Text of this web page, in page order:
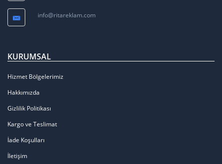
info@ritareklam.com
KURUMSAL
Hizmet Bölgelerimiz
Hakkımızda
Gizlilik Politikası
Kargo ve Teslimat
İade Koşulları
İletişim